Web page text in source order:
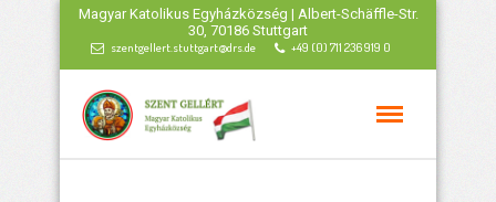
Magyar Katolikus Egyházközség | Albert-Schäffle-Str.
30, 70186 Stuttgart
szentgellert.stuttgart@drs.de +49 (0) 711 236 919 0